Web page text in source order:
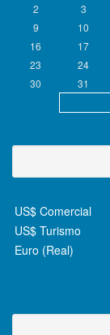
2
3
9
10
16
17
23
24
30
31
US$ Comercial
US$ Turismo
Euro (Real)